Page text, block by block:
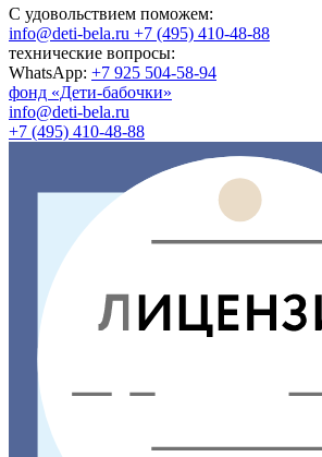
С удовольствием поможем:
info@deti-bela.ru +7 (495) 410-48-88
технические вопросы:
WhatsApp: +7 925 504-58-94
фонд «Дети-бабочки»
info@deti-bela.ru
+7 (495) 410-48-88